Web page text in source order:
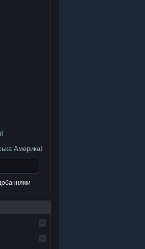
Усі
Америка)